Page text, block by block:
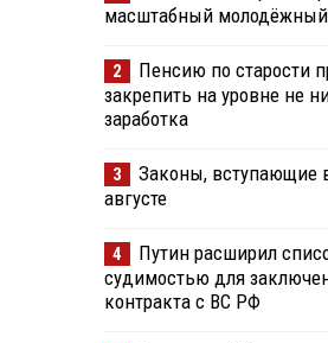
масштабный
2
Пенсию по старости
закрепить на уровне не
заработка
3
Законы, вступающие
августе
4
Путин расширил
судимостью для
контракта с ВС РФ